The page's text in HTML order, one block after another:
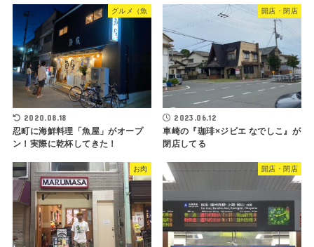
グルメ（魚
2020.08.18
忍町に海鮮料理「魚屋」がオープ
ン！実際に乾杯してきた！
開店・閉店
2023.06.12
車崎の『珈琲×ジビエ なでしこ』が
閉店してる
お肉 開店・閉店